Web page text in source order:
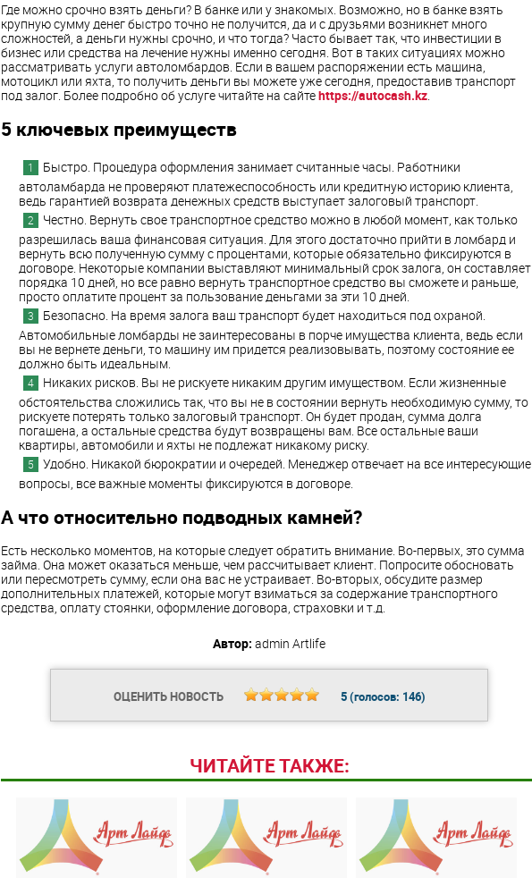
Где можно срочно взять деньги? В банке или у знакомых. Возможно, но в банке взять
крупную сумму денег быстро точно не получится, да и с друзьями возникнет много
сложностей, а деньги нужны срочно, и что тогда? Часто бывает так, что инвестиции в
бизнес или средства на лечение нужны именно сегодня. Вот в таких ситуациях можно
рассматривать услуги автоломбардов. Если в вашем распоряжении есть машина,
мотоцикл или яхта, то получить деньги вы можете уже сегодня, предоставив транспорт
под залог. Более подробно об услуге читайте на сайтеhttps://autocash.kz.
5 ключевых преимуществ
Быстро. Процедура оформления занимает считанные часы. Работники
автоламбарда не проверяют платежеспособность или кредитную историю клиента,
ведь гарантией возврата денежных средств выступает залоговый транспорт.
Честно. Вернуть свое транспортное средство можно в любой момент, как только
разрешилась ваша финансовая ситуация. Для этого достаточно прийти в ломбард и
вернуть всю полученную сумму с процентами, которые обязательно фиксируются в
договоре. Некоторые компании выставляют минимальный срок залога, он составляет
порядка 10 дней, но все равно вернуть транспортное средство вы сможете и раньше,
просто оплатите процент за пользование деньгами за эти 10 дней.
Безопасно. На время залога ваш транспорт будет находиться под охраной.
Автомобильные ломбарды не заинтересованы в порче имущества клиента, ведь если
вы не вернете деньги, то машину им придется реализовывать, поэтому состояние ее
должно быть идеальным.
Никаких рисков. Вы не рискуете никаким другим имуществом. Если жизненные
обстоятельства сложились так, что вы не в состоянии вернуть необходимую сумму, то
рискуете потерять только залоговый транспорт. Он будет продан, сумма долга
погашена, а остальные средства будут возвращены вам. Все остальные ваши
квартиры, автомобили и яхты не подлежат никакому риску.
Удобно. Никакой бюрократии и очередей. Менеджер отвечает на все интересующие
вопросы, все важные моменты фиксируются в договоре.
А что относительно подводных камней?
Есть несколько моментов, на которые следует обратить внимание. Во-первых, это сумма
займа. Она может оказаться меньше, чем рассчитывает клиент. Попросите обосновать
или пересмотреть сумму, если она вас не устраивает. Во-вторых, обсудите размер
дополнительных платежей, которые могут взиматься за содержание транспортного
средства, оплату стоянки, оформление договора, страховки и т.д.
Автор: admin Artlife
ОЦЕНИТЬ НОВОСТЬ 5(голосов: 146)
ЧИТАЙТЕ ТАКЖЕ: